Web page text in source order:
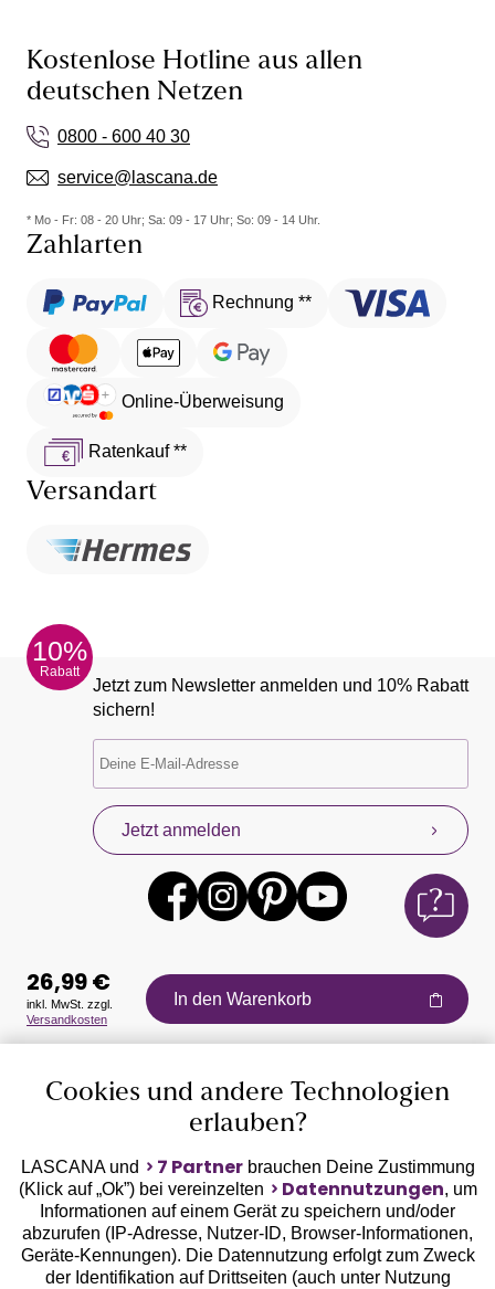
Kostenlose Hotline aus allen
deutschen Netzen
0800 - 600 40 30
service@lascana.de
* Mo - Fr: 08 - 20 Uhr; Sa: 09 - 17 Uhr; So: 09 - 14 Uhr.
Zahlarten
Rechnung **
Online-Überweisung
Ratenkauf **
Versandart
10%
Rabatt
Jetzt zum Newsletter anmelden und 10% Rabatt
sichern!
Jetzt anmelden
Auszeichnungen
Geprüfte Sicherheit
26,99 €
inkl. MwSt. zzgl.
Versandkosten
In den Warenkorb
Cookies und andere Technologien
erlauben?
LASCANA und 7 Partnerbrauchen Deine Zustimmung
(Klick auf „Ok”) bei vereinzelten
Datennutzungen, um
Informationen auf einem Gerät zu speichern und/oder
abzurufen (IP-Adresse, Nutzer-ID, Browser-Informationen,
Geräte-Kennungen). Die Datennutzung erfolgt zum Zweck
der Identifikation auf Drittseiten (auch unter Nutzung